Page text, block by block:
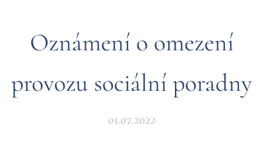
Oznámení o omezení
provozu sociální poradny
01.07.2022